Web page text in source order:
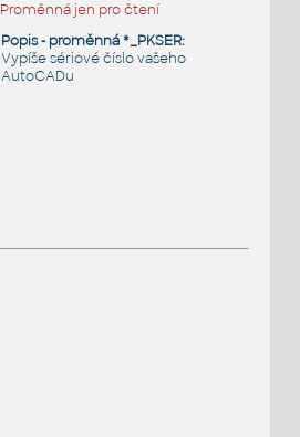
Proměnná jen pro čtení
Popis - proměnná *_PKSER:
Vypíše sériové číslo vašeho
AutoCADu